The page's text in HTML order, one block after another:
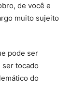
de você e
muito sujeito
pode ser
tocado
do